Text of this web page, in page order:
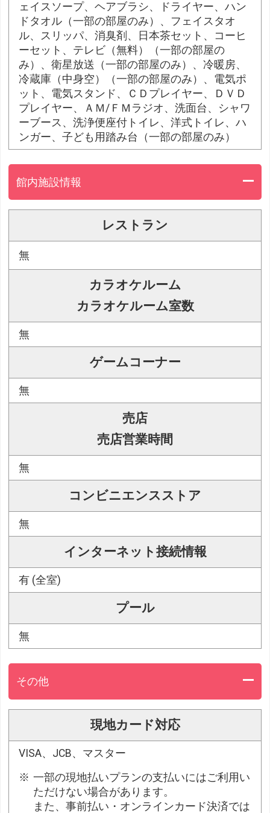
ェイスソープ、ヘアブラシ、ドライヤー、ハン
ドタオル（一部の部屋のみ）、フェイスタオ
ル、スリッパ、消臭剤、日本茶セット、コーヒ
ーセット、テレビ（無料）（一部の部屋の
み）、衛星放送（一部の部屋のみ）、冷暖房、
冷蔵庫（中身空）（一部の部屋のみ）、電気ポ
ット、電気スタンド、ＣＤプレイヤー、ＤＶＤ
プレイヤー、ＡＭ/ＦＭラジオ、洗面台、シャワ
ーブース、洗浄便座付トイレ、洋式トイレ、ハ
ンガー、子ども用踏み台（一部の部屋のみ）
館内施設情報
レストラン
無
カラオケルーム
カラオケルーム室数
無
ゲームコーナー
無
売店
売店営業時間
無
コンビニエンスストア
無
インターネット接続情報
有 (全室)
プール
無
その他
現地カード対応
VISA、JCB、マスター
一部の現地払いプランの支払いにはご利用い
ただけない場合があります。
また、事前払い・オンラインカード決済では